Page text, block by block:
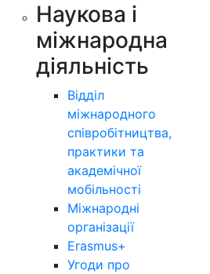
Наукова і
міжнародна
діяльність
Відділ
міжнародного
співробітництва,
практики та
академічної
мобільності
Міжнародні
організації
Erasmus+
Угоди про